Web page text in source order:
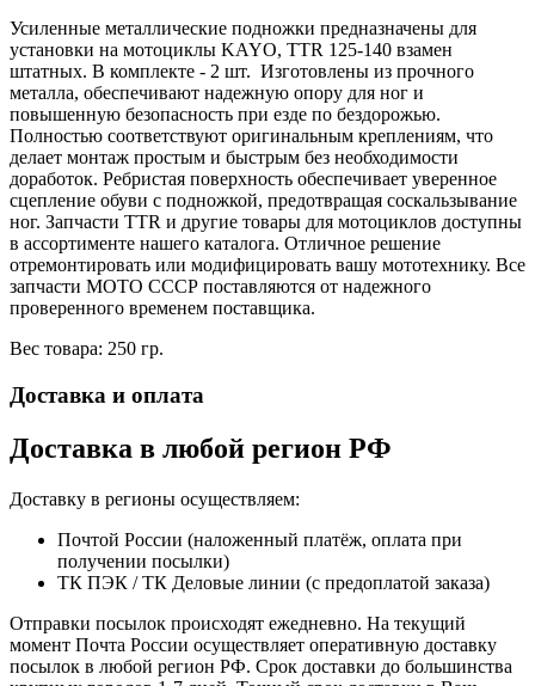
Усиленные металлические подножки предназначены для
установки на мотоциклы KAYO, TTR 125-140 взамен
штатных. В комплекте - 2 шт. Изготовлены из прочного
металла, обеспечивают надежную опору для ног и
повышенную безопасность при езде по бездорожью.
Полностью соответствуют оригинальным креплениям, что
делает монтаж простым и быстрым без необходимости
доработок. Ребристая поверхность обеспечивает уверенное
сцепление обуви с подножкой, предотвращая соскальзывание
ног. Запчасти TTR и другие товары для мотоциклов доступны
в ассортименте нашего каталога. Отличное решение
отремонтировать или модифицировать вашу мототехнику. Все
запчасти МОТО СССР поставляются от надежного
проверенного временем поставщика.
Вес товара: 250 гр.
Доставка и оплата
Доставка в любой регион РФ
Доставку в регионы осуществляем:
Почтой России (наложенный платёж, оплата при
получении посылки)
ТК ПЭК / ТК Деловые линии (с предоплатой заказа)
Отправки посылок происходят ежедневно. На текущий
момент Почта России осуществляет оперативную доставку
посылок в любой регион РФ. Срок доставки до большинства